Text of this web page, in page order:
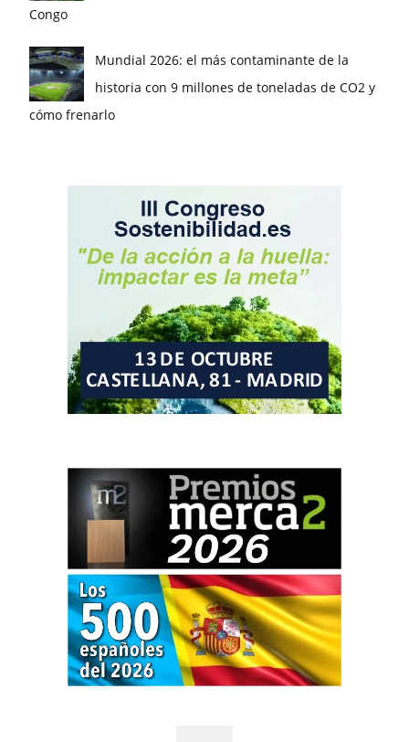
Congo
Mundial 2026: el más contaminante de la
historia con 9 millones de toneladas de CO2 y
cómo frenarlo